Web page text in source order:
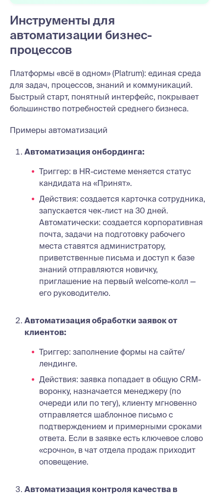
Инструменты для
автоматизации бизнес-
процессов
Платформы «всё в одном» (Platrum): единая среда
для задач, процессов, знаний и коммуникаций.
Быстрый старт, понятный интерфейс, покрывает
большинство потребностей среднего бизнеса.
Примеры автоматизаций
Автоматизация онбординга:
Триггер: в HR-системе меняется статус
кандидата на «Принят».
Действия: создается карточка сотрудника,
запускается чек-лист на 30 дней.
Автоматически: создается корпоративная
почта, задачи на подготовку рабочего
места ставятся администратору,
приветственные письма и доступ к базе
знаний отправляются новичку,
приглашение на первый welcome-колл —
его руководителю.
Автоматизация обработки заявок от
клиентов:
Триггер: заполнение формы на сайте/
лендинге.
Действия: заявка попадает в общую CRM-
воронку, назначается менеджеру (по
очереди или по тегу), клиенту мгновенно
отправляется шаблонное письмо с
подтверждением и примерными сроками
ответа. Если в заявке есть ключевое слово
«срочно», в чат отдела продаж приходит
оповещение.
Автоматизация контроля качества в